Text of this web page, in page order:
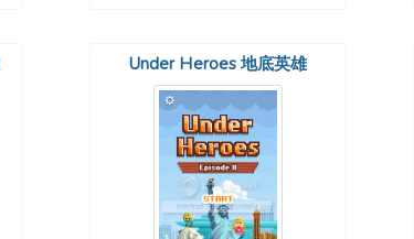
Under Heroes 地底英雄